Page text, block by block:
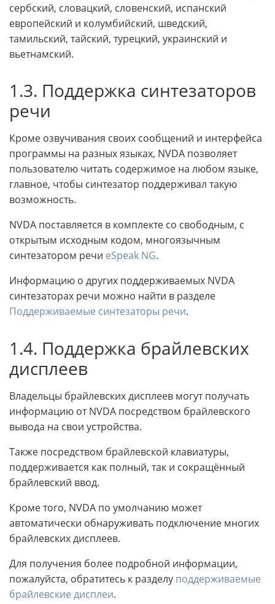
сербский, словацкий, словенский, испанский
европейский и колумбийский, шведский,
тамильский, тайский, турецкий, украинский и
вьетнамский.
1.3. Поддержка синтезаторов
речи
Кроме озвучивания своих сообщений и интерфейса
программы на разных языках, NVDA позволяет
пользователю читать содержимое на любом языке,
главное, чтобы синтезатор поддерживал такую
возможность.
NVDA поставляется в комплекте со свободным, с
открытым исходным кодом, многоязычным
синтезатором речи eSpeak NG.
Информацию о других поддерживаемых NVDA
синтезаторах речи можно найти в разделе
Поддерживаемые синтезаторы речи.
1.4. Поддержка брайлевских
дисплеев
Владельцы брайлевских дисплеев могут получать
информацию от NVDA посредством брайлевского
вывода на свои устройства.
Также посредством брайлевской клавиатуры,
поддерживается как полный, так и сокращённый
брайлевский ввод.
Кроме того, NVDA по умолчанию может
автоматически обнаруживать подключение многих
брайлевских дисплеев.
Для получения более подробной информации,
пожалуйста, обратитесь к разделу поддерживаемые
брайлевские дисплеи.